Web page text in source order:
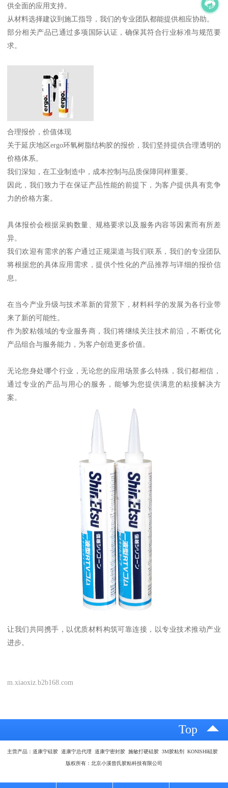
供全面的应用支持。
从材料选择建议到施工指导，我们的专业团队都能提供相应协助。
部分相关产品已通过多项国际认证，确保其符合行业标准与规范要
求。
合理报价，价值体现
关于延庆地区ergo环氧树脂结构胶的报价，我们坚持提供合理透明的
价格体系。
我们深知，在工业制造中，成本控制与品质保障同样重要。
因此，我们致力于在保证产品性能的前提下，为客户提供具有竞争
力的价格方案。
具体报价会根据采购数量、规格要求以及服务内容等因素而有所差
异。
我们欢迎有需求的客户通过正规渠道与我们联系，我们的专业团队
将根据您的具体应用需求，提供个性化的产品推荐与详细的报价信
息。
在当今产业升级与技术革新的背景下，材料科学的发展为各行业带
来了新的可能性。
作为胶粘领域的专业服务商，我们将继续关注技术前沿，不断优化
产品组合与服务能力，为客户创造更多价值。
无论您身处哪个行业，无论您的应用场景多么特殊，我们都相信，
通过专业的产品与用心的服务，能够为您提供满意的粘接解决方
案。
让我们共同携手，以优质材料构筑可靠连接，以专业技术推动产业
进步。
m.xiaoxiz.b2b168.com
Top
主营产品：道康宁硅胶 道康宁总代理 道康宁密封胶 施敏打硬硅胶 3M胶粘剂 KONISHI硅胶
版权所有：北京小溪曾氏胶粘科技有限公司